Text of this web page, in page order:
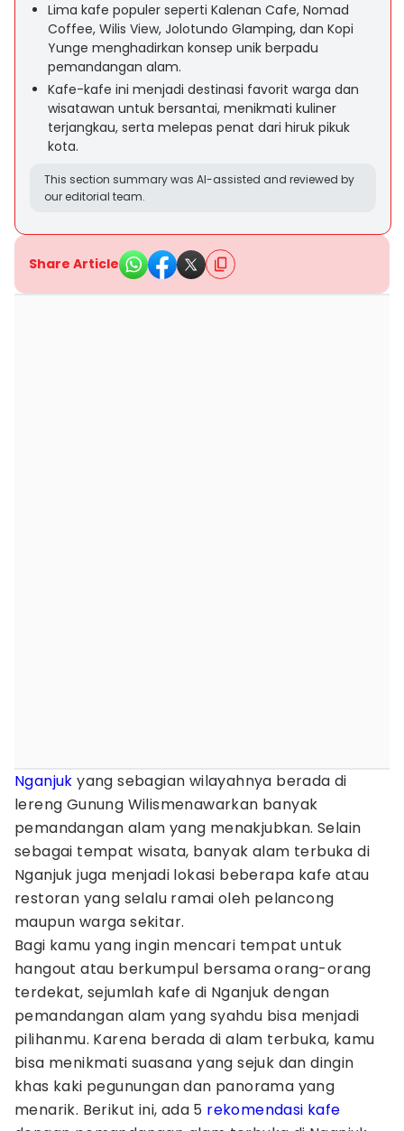
Lima kafe populer seperti Kalenan Cafe, Nomad
Coffee, Wilis View, Jolotundo Glamping, dan Kopi
Yunge menghadirkan konsep unik berpadu
pemandangan alam.
Kafe-kafe ini menjadi destinasi favorit warga dan
wisatawan untuk bersantai, menikmati kuliner
terjangkau, serta melepas penat dari hiruk pikuk
kota.
This section summary was AI-assisted and reviewed by
our editorial team.
Share Article
Nganjuk yang sebagian wilayahnya berada di
lereng Gunung Wilismenawarkan banyak
pemandangan alam yang menakjubkan. Selain
sebagai tempat wisata, banyak alam terbuka di
Nganjuk juga menjadi lokasi beberapa kafe atau
restoran yang selalu ramai oleh pelancong
maupun warga sekitar.
Bagi kamu yang ingin mencari tempat untuk
hangout atau berkumpul bersama orang-orang
terdekat, sejumlah kafe di Nganjuk dengan
pemandangan alam yang syahdu bisa menjadi
pilihanmu. Karena berada di alam terbuka, kamu
bisa menikmati suasana yang sejuk dan dingin
khas kaki pegunungan dan panorama yang
menarik. Berikut ini, ada 5 rekomendasi kafe